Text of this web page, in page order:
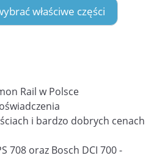
właściwe części
Rail w Polsce
i bardzo dobrych cenach
708 oraz Bosch DCI 700 -